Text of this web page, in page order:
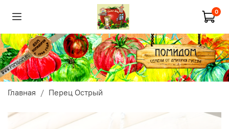
0
Главная Перец Острый